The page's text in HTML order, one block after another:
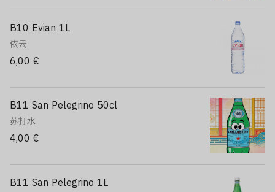
B10 Evian 1L
依云
6,00 €
B11 San Pelegrino 50cl
苏打水
4,00 €
B11 San Pelegrino 1L